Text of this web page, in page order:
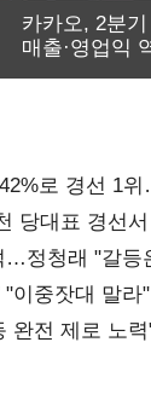
카카오, 2분기
매출·영업익
로 경선 1
당대표 경선
…정청래 "갈등
"이중잣대 말
완전 제로 노